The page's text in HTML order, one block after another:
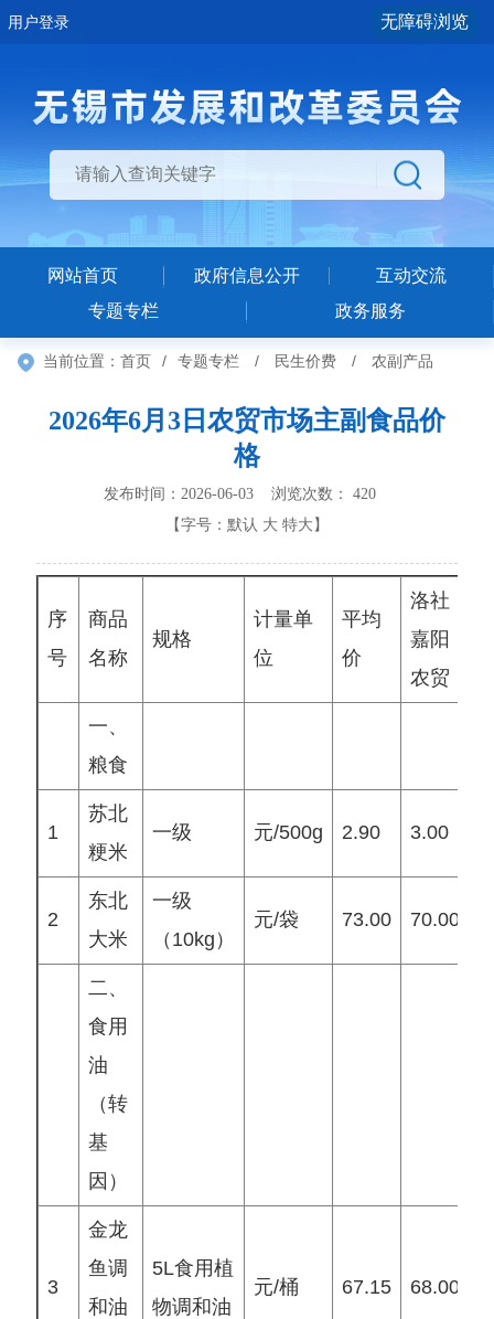
用户登录 无障碍浏览
网站首页 政府信息公开
互动交流
专题专栏
政务服务
当前位置： 首页 / 专题专栏 / 民生价费 / 农副产品
2026年6月3日农贸市场主副食品价
格
发布时间：2026-06-03 浏览次数： 420
【字号： 默认 大 特大 】
序
号
商品
名称
规格
计量单
位
平均
价
洛社
嘉阳
农贸
一、
粮食
1
苏北
粳米
一级 元/500g 2.90 3.00
2
东北
大米
一级
（10kg）
元/袋 73.00 70.00
二、
食用
油
（转
基
因）
3
金龙
鱼调
和油
5L食用植
物调和油
元/桶 67.15 68.00